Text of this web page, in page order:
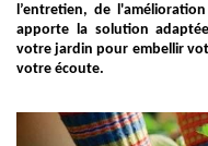
l’entretien, de
apporte la solution
votre jardin pour embellir
votre écoute.